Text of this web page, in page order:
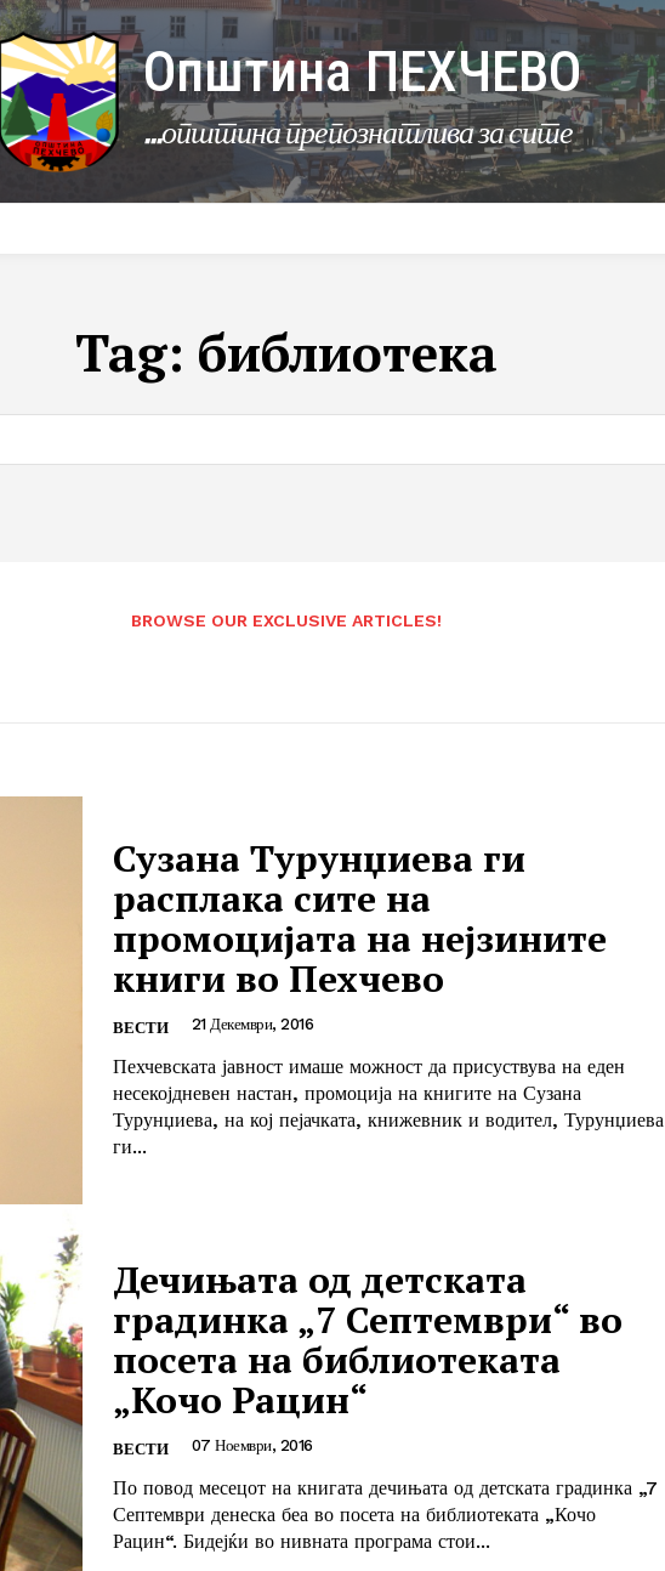
Општина ПЕХЧЕВО
...општина препознатлива за сите
Tag: библиотека
BROWSE OUR EXCLUSIVE ARTICLES!
Сузана Турунџиева ги
расплака сите на
промоцијата на нејзините
книги во Пехчево
ВЕСТИ 21 Декември, 2016
Пехчевската јавност имаше можност да присуствува на еден
несекојдневен настан, промоција на книгите на Сузана
Турунџиева, на кој пејачката, книжевник и водител, Турунџиева
ги...
Дечињата од детската
градинка „7 Септември“ во
посета на библиотеката
„Кочо Рацин“
ВЕСТИ 07 Ноември, 2016
По повод месецот на книгата дечињата од детската градинка „7
Септември денеска беа во посета на библиотеката „Кочо
Рацин“. Бидејќи во нивната програма стои...